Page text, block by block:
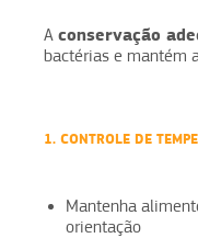
A conservação
bactérias e mantém
1. CONTROLE DE
Mantenha
orientação